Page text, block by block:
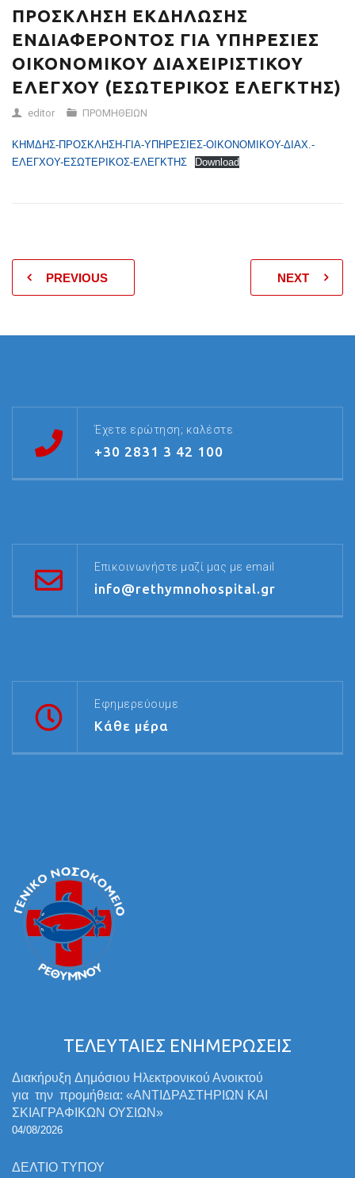
(ΕΣΩΤΕΡΙΚΟΣ
ΕΛΕΓΚΤΗΣ)
ΠΡΟΣΚΛΗΣΗ ΕΚΔΗΛΩΣΗΣ
ΕΝΔΙΑΦΕΡΟΝΤΟΣ ΓΙΑ ΥΠΗΡΕΣΙΕΣ
ΟΙΚΟΝΟΜΙΚΟΥ ΔΙΑΧΕΙΡΙΣΤΙΚΟΥ
ΕΛΕΓΧΟΥ (ΕΣΩΤΕΡΙΚΟΣ ΕΛΕΓΚΤΗΣ)
editor ΠΡΟΜΗΘΕΙΩΝ
ΚΗΜΔΗΣ-ΠΡΟΣΚΛΗΣΗ-ΓΙΑ-YΠΗΡΕΣΙΕΣ-ΟΙΚΟΝΟΜΙΚΟΥ-ΔΙΑΧ.-
ΕΛΕΓΧΟΥ-ΕΣΩΤΕΡΙΚΟΣ-ΕΛΕΓΚΤΗΣ
Download
PREVIOUS NEXT
Έχετε ερώτηση; καλέστε
+30 2831 3 42 100
Επικοινωνήστε μαζί μας με email
info@rethymnohospital.gr
Εφημερεύουμε
Κάθε μέρα
ΤΕΛΕΥΤΑΙΕΣ ΕΝΗΜΕΡΩΣΕΙΣ
Διακήρυξη Δημόσιου Ηλεκτρονικού Ανοικτού
για την προμήθεια: «ΑΝΤΙΔΡΑΣΤΗΡΙΩΝ ΚΑΙ
ΣΚΙΑΓΡΑΦΙΚΩΝ ΟΥΣΙΩΝ»
04/08/2026
ΔΕΛΤΙΟ ΤΥΠΟΥ